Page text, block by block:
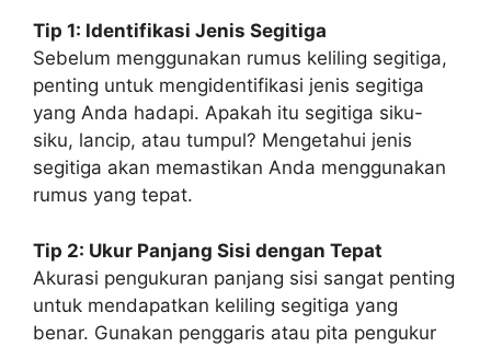
Tip 1: Identifikasi Jenis Segitiga
Sebelum menggunakan rumus keliling segitiga,
penting untuk mengidentifikasi jenis segitiga
yang Anda hadapi. Apakah itu segitiga siku-
siku, lancip, atau tumpul? Mengetahui jenis
segitiga akan memastikan Anda menggunakan
rumus yang tepat.
Tip 2: Ukur Panjang Sisi dengan Tepat
Akurasi pengukuran panjang sisi sangat penting
untuk mendapatkan keliling segitiga yang
benar. Gunakan penggaris atau pita pengukur